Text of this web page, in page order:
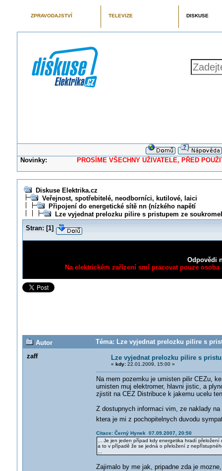
ZPRAVODAJSTVÍ TELEVIZE DISKUSE
Novinky: PROSÍME VŠECHNY UŽIVATELE, PŘED
Diskuse Elektrika.cz
Veřejnost, spotřebitelé, neodborníci, kutilové, laici
Připojení do energetické sítě nn (nízkého napětí
Lze vyjednat prelozku pilire s pristupem ze
Stran: [1]
Odpovědi
Na elektrickém zařízení smí pracovat pouze
Autor
Téma: Lze vyjednat prelozku pilire s
zaff
Lze vyjednat prelozku pilire s
« kdy:22.01.2009, 15:00 »
Na mem pozemku je umisten pilir CEZu,
umisten muj elektromer, hlavni jistic, a
zjistit na CEZ Distribuce k jakemu ucelu
Z dostupnych informaci vim, ze naklady
ktera je mi z pochopitelnych duvodu
Citace: Černý Hynek 07.09.2007, 20:50
... Je jen jeden případ kdy energetika hradí přeložení
a to v případě že se jedná o přeložení z
Zajimalo by me jak, pripadne zda je